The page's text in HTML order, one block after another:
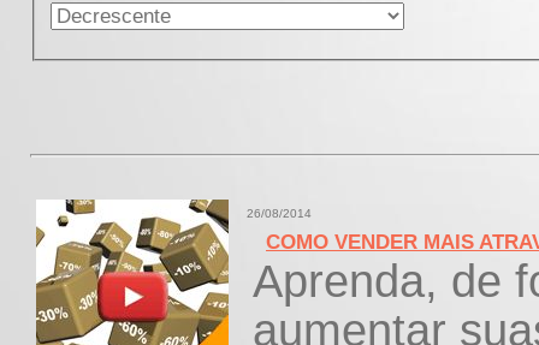
26/08/2014
COMO VENDER MAIS
Aprenda, de
aumentar